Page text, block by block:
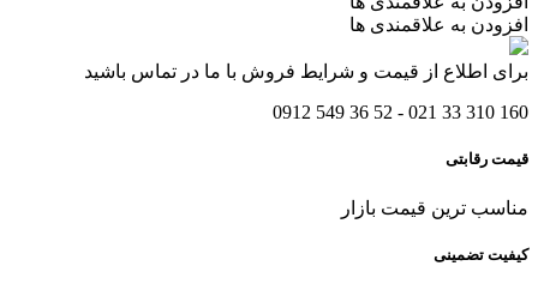
افزودن به علاقمندی ها
برای اطلاع از قیمت و شرایط فروش با ما در تماس باشید
160 310 33 021 - 52 36 549 0912
قیمت رقابتی
مناسب ترین قیمت بازار
کیفیت تضمینی